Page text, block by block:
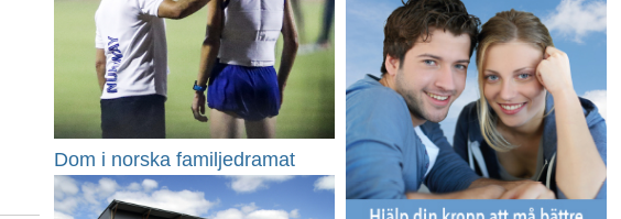
Dom i norska familjedramat